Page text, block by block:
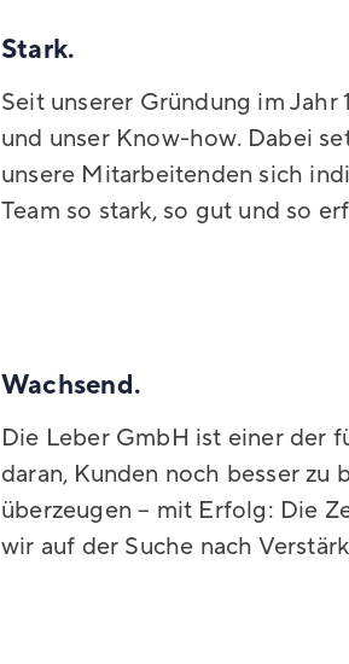
Stark.
Seit unserer Gründung im
und unser Know-how. Dabei
unsere Mitarbeitenden sich
Team so stark, so gut und so
Wachsend.
Die Leber GmbH ist einer der
daran, Kunden noch besser
überzeugen – mit Erfolg: Die
wir auf der Suche nach